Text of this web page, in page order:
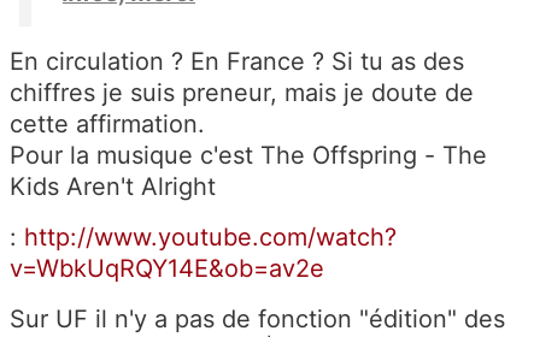
En circulation ? En France ? Si tu as des
chiffres je suis preneur, mais je doute de
cette affirmation.
Pour la musique c'est The Offspring - The
Kids Aren't Alright
: http://www.youtube.com/watch?
v=WbkUqRQY14E&ob=av2e
Sur UF il n'y a pas de fonction "édition" des